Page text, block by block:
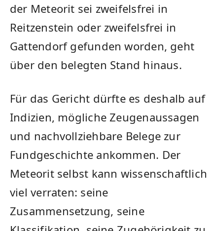
der Meteorit sei zweifelsfrei in
Reitzenstein oder zweifelsfrei in
Gattendorf gefunden worden, geht
über den belegten Stand hinaus.
Für das Gericht dürfte es deshalb auf
Indizien, mögliche Zeugenaussagen
und nachvollziehbare Belege zur
Fundgeschichte ankommen. Der
Meteorit selbst kann wissenschaftlich
viel verraten: seine
Zusammensetzung, seine